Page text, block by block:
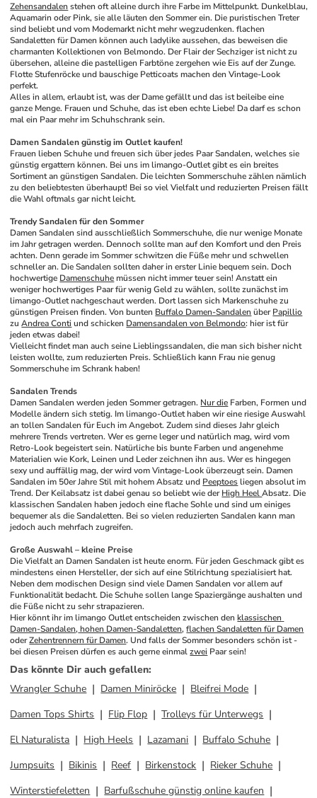
Zehensandalen stehen oft alleine durch ihre Farbe im Mittelpunkt. Dunkelblau,
Aquamarin oder Pink, sie alle läuten den Sommer ein. Die puristischen Treter
sind beliebt und vom Modemarkt nicht mehr wegzudenken. flachen
Sandaletten für Damen können auch ladylike aussehen, das beweisen die
charmanten Kollektionen von Belmondo. Der Flair der Sechziger ist nicht zu
übersehen, alleine die pastelligen Farbtöne zergehen wie Eis auf der Zunge.
Flotte Stufenröcke und bauschige Petticoats machen den Vintage-Look
perfekt.
Alles in allem, erlaubt ist, was der Dame gefällt und das ist beileibe eine
ganze Menge. Frauen und Schuhe, das ist eben echte Liebe! Da darf es schon
mal ein Paar mehr im Schuhschrank sein.
Damen Sandalen günstig im Outlet kaufen!
Frauen lieben Schuhe und freuen sich über jedes Paar Sandalen, welches sie
günstig ergattern können. Bei uns im limango-Outlet gibt es ein breites
Sortiment an günstigen Sandalen. Die leichten Sommerschuhe zählen nämlich
zu den beliebtesten überhaupt! Bei so viel Vielfalt und reduzierten Preisen fällt
die Wahl oftmals gar nicht leicht.
Trendy Sandalen für den Sommer
Damen Sandalen sind ausschließlich Sommerschuhe, die nur wenige Monate
im Jahr getragen werden. Dennoch sollte man auf den Komfort und den Preis
achten. Denn gerade im Sommer schwitzen die Füße mehr und schwellen
schneller an. Die Sandalen sollten daher in erster Linie bequem sein. Doch
hochwertige Damenschuhe müssen nicht immer teuer sein! Anstatt ein
weniger hochwertiges Paar für wenig Geld zu wählen, sollte zunächst im
limango-Outlet nachgeschaut werden. Dort lassen sich Markenschuhe zu
günstigen Preisen finden. Von bunten Buffalo Damen-Sandalen über Papillio
zu Andrea Conti und schicken Damensandalen von Belmondo: hier ist für
jeden etwas dabei!
Vielleicht findet man auch seine Lieblingssandalen, die man sich bisher nicht
leisten wollte, zum reduzierten Preis. Schließlich kann Frau nie genug
Sommerschuhe im Schrank haben!
Sandalen Trends
Damen Sandalen werden jeden Sommer getragen. Nur die Farben, Formen und
Modelle ändern sich stetig. Im limango-Outlet haben wir eine riesige Auswahl
an tollen Sandalen für Euch im Angebot. Zudem sind dieses Jahr gleich
mehrere Trends vertreten. Wer es gerne leger und natürlich mag, wird vom
Retro-Look begeistert sein. Natürliche bis bunte Farben und angenehme
Materialien wie Kork, Leinen und Leder zeichnen ihn aus. Wer es hingegen
sexy und auffällig mag, der wird vom Vintage-Look überzeugt sein. Damen
Sandalen im 50er Jahre Stil mit hohem Absatz und Peeptoes liegen absolut im
Trend. Der Keilabsatz ist dabei genau so beliebt wie der High Heel Absatz. Die
klassischen Sandalen haben jedoch eine flache Sohle und sind um einiges
bequemer als die Sandaletten. Bei so vielen reduzierten Sandalen kann man
jedoch auch mehrfach zugreifen.
Große Auswahl – kleine Preise
Die Vielfalt an Damen Sandalen ist heute enorm. Für jeden Geschmack gibt es
mindestens einen Hersteller, der sich auf eine Stilrichtung spezialisiert hat.
Neben dem modischen Design sind viele Damen Sandalen vor allem auf
Funktionalität bedacht. Die Schuhe sollen lange Spaziergänge aushalten und
die Füße nicht zu sehr strapazieren.
Hier könnt ihr im limango Outlet entscheiden zwischen den klassischen
Damen-Sandalen, hohen Damen-Sandaletten, flachen Sandaletten für Damen
oder Zehentrennern für Damen. Und falls der Sommer besonders schön ist -
bei diesen Preisen dürfen es auch gerne einmal zwei Paar sein!
Das könnte Dir auch gefallen:
Wrangler Schuhe
Damen Miniröcke
Bleifrei Mode
Damen Tops Shirts
Flip Flop
Trolleys für Unterwegs
El Naturalista
High Heels Lazamani
Buffalo Schuhe
Jumpsuits
Bikinis Reef Birkenstock
Rieker Schuhe
Winterstiefeletten
Barfußschuhe günstig online kaufen